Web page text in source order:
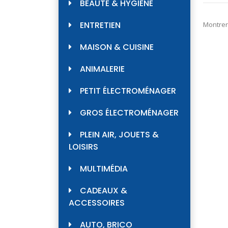
BEAUTÉ & HYGIÈNE
ENTRETIEN
MAISON & CUISINE
ANIMALERIE
PETIT ÉLECTROMÉNAGER
GROS ÉLECTROMÉNAGER
PLEIN AIR, JOUETS &
LOISIRS
MULTIMÉDIA
CADEAUX &
ACCESSOIRES
AUTO, BRICO